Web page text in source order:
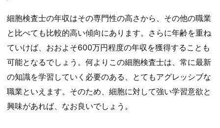
細胞検査士の年収はその専門性の高さから、その他の職業
と比べても比較的高い傾向にあります。さらに年齢を重ね
ていけば、おおよそ600万円程度の年収を獲得することも
可能となるでしょう。何よりこの細胞検査士は、常に最新
の知識を学習していく必要のある、とてもアグレッシブな
職業といえます。そのため、細胞に対して強い学習意欲と
興味があれば、なお良いでしょう。